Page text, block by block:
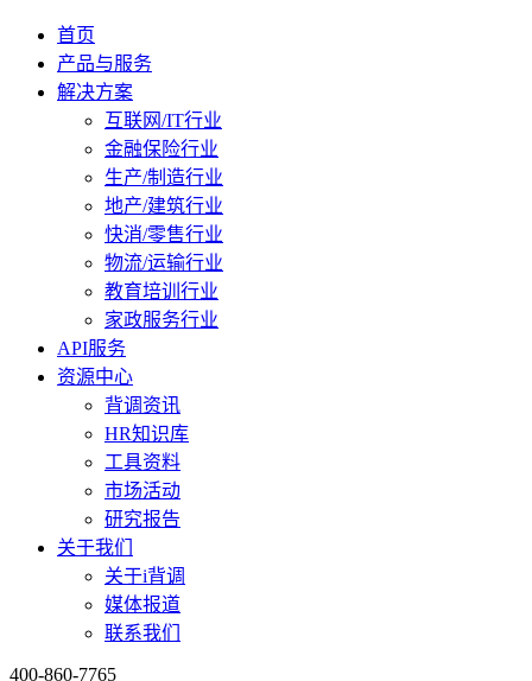
首页
产品与服务
解决方案
互联网/IT行业
金融保险行业
生产/制造行业
地产/建筑行业
快消/零售行业
物流/运输行业
教育培训行业
家政服务行业
API服务
资源中心
背调资讯
HR知识库
工具资料
市场活动
研究报告
关于我们
关于i背调
媒体报道
联系我们
400-860-7765